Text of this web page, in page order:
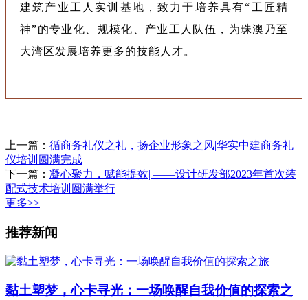
建筑产业工人实训基地，致力于培养具有“工匠精
神”的专业化、规模化、产业工人队伍，为珠澳乃至
大湾区发展培养更多的技能人才。
上一篇： 循商务礼仪之礼，扬企业形象之风|华实中建商务礼
仪培训圆满完成
下一篇： 凝心聚力，赋能提效| ——设计研发部2023年首次装
配式技术培训圆满举行
更多>>
推荐新闻
黏土塑梦，心卡寻光：一场唤醒自我价值的探索之